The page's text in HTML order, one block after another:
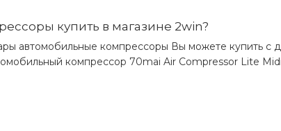
Цена на автомобильный компрессор
inflator pump black (crcq000001)
029 грн.
купить в магазине 2win?
автомобильные компрессоры Вы можете купить с
компрессор 70mai Air Compressor Lite